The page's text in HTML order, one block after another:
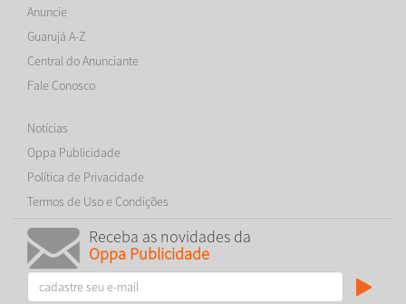
Anuncie
Guarujá A-Z
Central do Anunciante
Fale Conosco
Notícias
Oppa Publicidade
Política de Privacidade
Termos de Uso e Condições
Receba as novidades da
Oppa Publicidade